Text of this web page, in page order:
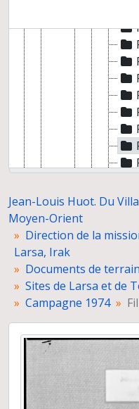
Jean-Louis Huot. Du
Moyen-Orient
Direction de la
Larsa, Irak
Documents de terrain
Sites de Larsa et de
Campagne 1974